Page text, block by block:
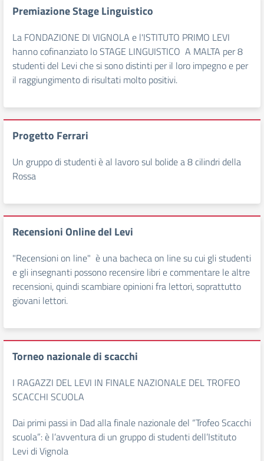
Premiazione Stage Linguistico
La FONDAZIONE DI VIGNOLA e l'ISTITUTO PRIMO LEVI
hanno cofinanziato lo STAGE LINGUISTICO A MALTA per 8
studenti del Levi che si sono distinti per il loro impegno e per
il raggiungimento di risultati molto positivi.
Progetto Ferrari
Un gruppo di studenti è al lavoro sul bolide a 8 cilindri della
Rossa
Recensioni Online del Levi
"Recensioni on line" è una bacheca on line su cui gli studenti
e gli insegnanti possono recensire libri e commentare le altre
recensioni, quindi scambiare opinioni fra lettori, soprattutto
giovani lettori.
Torneo nazionale di scacchi
I RAGAZZI DEL LEVI IN FINALE NAZIONALE DEL TROFEO
SCACCHI SCUOLA
Dai primi passi in Dad alla finale nazionale del “Trofeo Scacchi
scuola”: è l’avventura di un gruppo di studenti dell’Istituto
Levi di Vignola